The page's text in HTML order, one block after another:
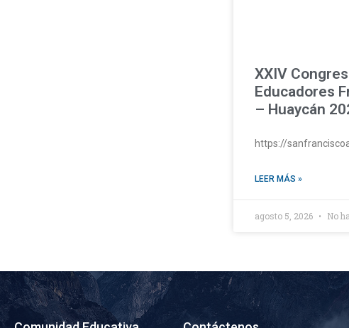
XXIV
Educadores
– Huaycán
https://
LEER MÁS »
agosto 5, 2026 No